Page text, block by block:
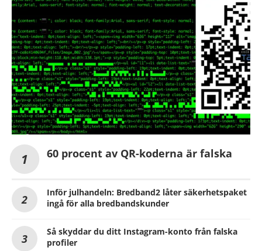
60 procent av QR-koderna är falska
Inför julhandeln: Bredband2 låter säkerhetspaket
ingå för alla bredbandskunder
Så skyddar du ditt Instagram-konto från falska
profiler